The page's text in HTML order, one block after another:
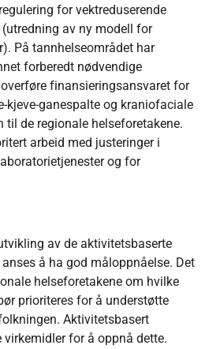
for vektreduserende
av ny modell for
På tannhelseområdet har
forberedt nødvendige
finansieringsansvaret for
kjeve-ganespalte og kraniofaciale
de regionale helseforetakene.
arbeid med justeringer i
og for
av de aktivitetsbaserte
anses å ha god måloppnåelse. Det
helseforetakene om hvilke
prioriteres for å understøtte
Aktivitetsbasert
for å oppnå dette.